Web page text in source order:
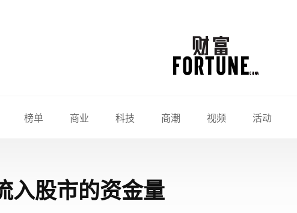
榜单 商业 科技 商潮 视频 活动
入股市的资金量